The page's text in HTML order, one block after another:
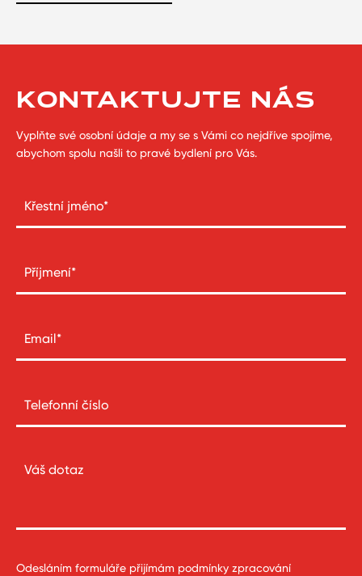
KONTAKTUJTE NÁS
Vyplňte své osobní údaje a my se s Vámi co nejdříve spojíme,
abychom spolu našli to pravé bydlení pro Vás.
Odesláním formuláře přijímám podmínky zpracování